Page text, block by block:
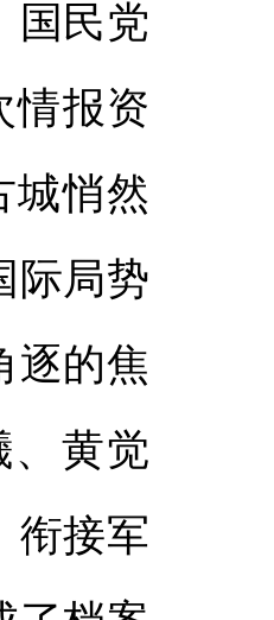
民党
情报资
城悄然
际局势
逐的焦
、黄觉
衔接军